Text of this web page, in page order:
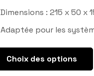
Dimensions : 215 x 50 x
Adaptée pour les
Choix des options